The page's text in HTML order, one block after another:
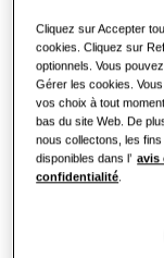
Découvrez
conçue pour
adaptables, nos
optimales et un
Cliquez sur Accepter
cookies. Cliquez sur
optionnels. Vous
Gérer les cookies.
vos choix à tout
bas du site Web. De
nous collectons, les
disponibles dans l’ avis
confidentialité